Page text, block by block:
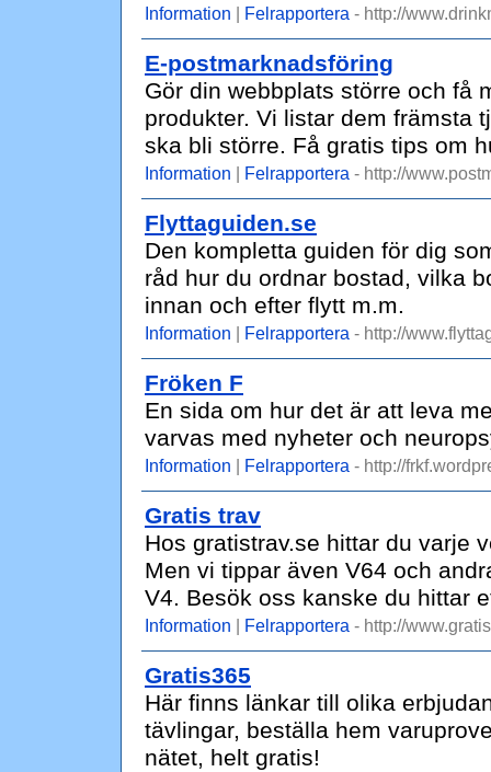
Information | Felrapportera - http://
E-postmarknadsföring
Gör din webbplats större och få
produkter. Vi listar dem främsta
ska bli större. Få gratis tips om
Information | Felrapportera - http://
Flyttaguiden.se
Den kompletta guiden för dig
råd hur du ordnar bostad, vilka
innan och efter flytt m.m.
Information | Felrapportera - http://
Fröken F
En sida om hur det är att leva
varvas med nyheter och
Information | Felrapportera - http://
Gratis trav
Hos gratistrav.se hittar du varje
Men vi tippar även V64 och
V4. Besök oss kanske du hittar
Information | Felrapportera - http://
Gratis365
Här finns länkar till olika
tävlingar, beställa hem
nätet, helt gratis!